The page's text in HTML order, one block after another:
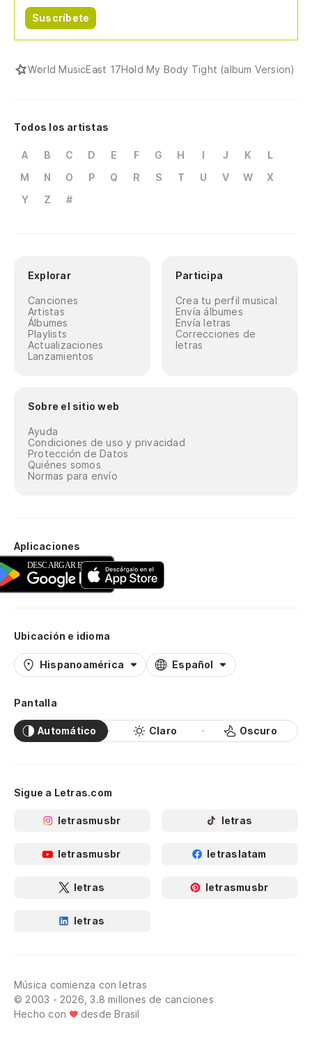
Suscríbete
World MusicEast 17Hold My Body Tight (album Version)
Todos los artistas
A B C D E F G H I J K
L
M
N O P Q R S T U V W
X
Y
Z #
Explorar
Canciones
Artistas
Álbumes
Playlists
Actualizaciones
Lanzamientos
Participa
Crea tu perfil musical
Envía álbumes
Envía letras
Correcciones de
letras
Sobre el sitio web
Ayuda
Condiciones de uso y privacidad
Protección de Datos
Quiénes somos
Normas para envío
Aplicaciones
Ubicación e idioma
Hispanoamérica Español
Pantalla
Automático Claro Oscuro
Sigue a Letras.com
letrasmusbr letras
letrasmusbr letraslatam
letras letrasmusbr
letras
Música comienza con letras
© 2003 - 2026, 3.8 millones de canciones
Hecho con
desde Brasil